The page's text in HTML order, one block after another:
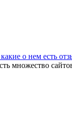
о нем есть
множество